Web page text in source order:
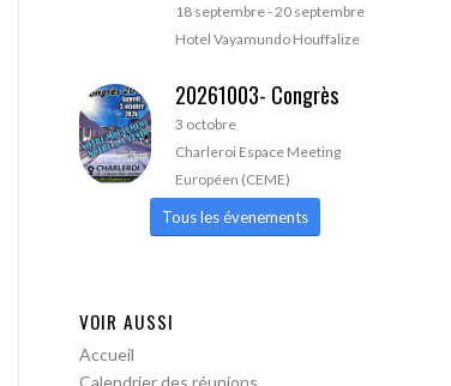
18 septembre-20 septembre
Hotel Vayamundo Houffalize
20261003- Congrès
3 octobre
Charleroi Espace Meeting
Européen (CEME)
Tous les évenements
VOIR AUSSI
Accueil
Calendrier des réunions